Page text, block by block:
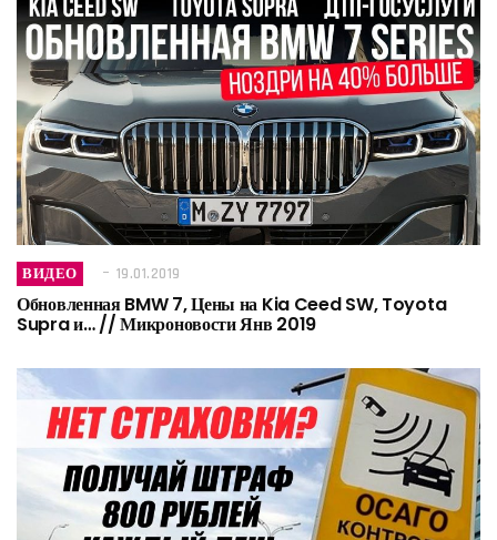
ВИДЕО 19.01.2019
Обновленная BMW 7, Цены на Kia Ceed SW, Toyota
Supra и… // Микроновости Янв 2019